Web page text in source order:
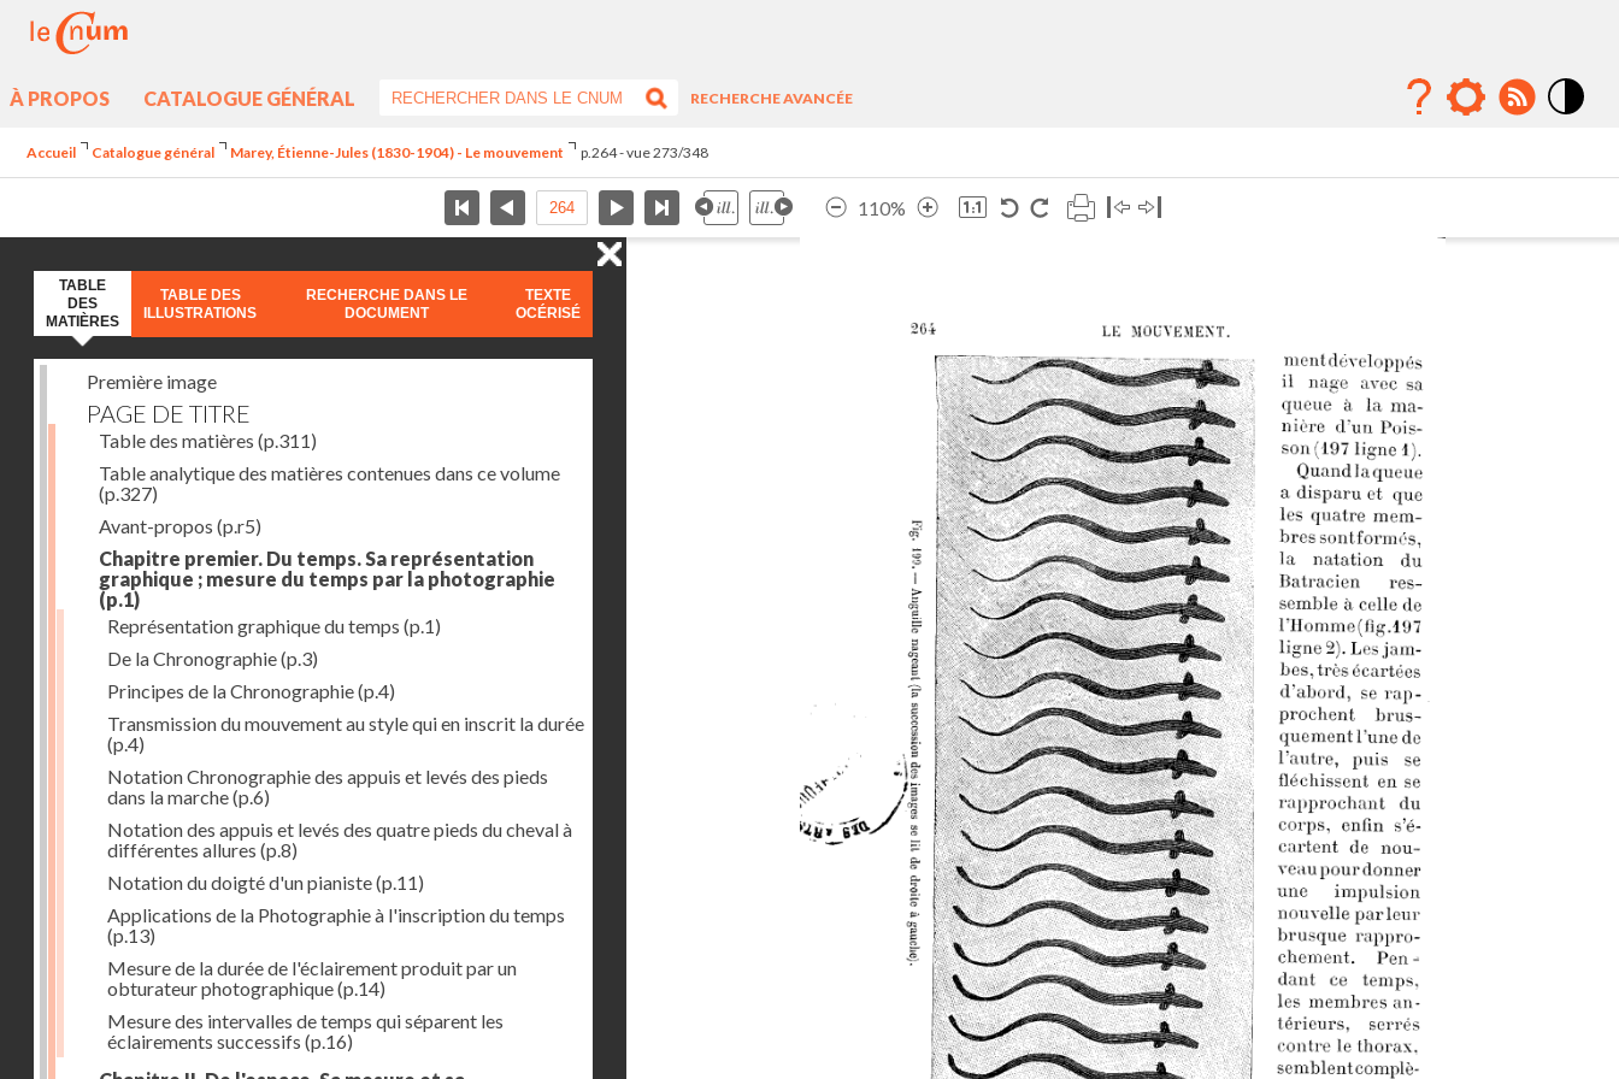
À PROPOS CATALOGUE GÉNÉRAL
RECHERCHE AVANCÉE
Accueil Catalogue général Marey, Étienne-Jules (1830-1904) - Le mouvement p.264 - vue 273/348
110%
TABLE
DES
MATIÈRES
TABLE DES
ILLUSTRATIONS
RECHERCHE DANS LE
DOCUMENT
TEXTE
OCÉRISÉ
Première image
PAGE DE TITRE
Table des matières (p.311)
Table analytique des matières contenues dans ce volume
(p.327)
Avant-propos (p.r5)
Chapitre premier. Du temps. Sa représentation
graphique ; mesure du temps par la photographie
(p.1)
Représentation graphique du temps (p.1)
De la Chronographie(p.3)
Principes de la Chronographie(p.4)
Transmission du mouvement au style qui en inscrit la durée
(p.4)
Notation Chronographie des appuis et levés des pieds
dans la marche(p.6)
Notation des appuis et levés des quatre pieds du cheval à
différentes allures (p.8)
Notation du doigté d'un pianiste(p.11)
Applications de la Photographie à l'inscription du temps
(p.13)
Mesure de la durée de l'éclairement produit par un
obturateur photographique(p.14)
Mesure des intervalles de temps qui séparent les
éclairements successifs (p.16)